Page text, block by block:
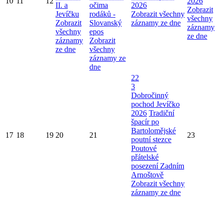
II. a
Jevíčku
Zobrazit
všechny
záznamy
ze dne
očima
rodáků -
Slovanský
epos
Zobrazit
všechny
záznamy ze
dne
2026
Zobrazit všechny
záznamy ze dne
Zobrazit
všechny
záznamy
ze dne
17 18 19 20 21
22
3
Dobročinný
pochod Jevíčko
2026 Tradiční
špacír po
Bartolomějské
poutní stezce
Poutové
přátelské
posezení Zadním
Arnoštově
Zobrazit všechny
záznamy ze dne
23